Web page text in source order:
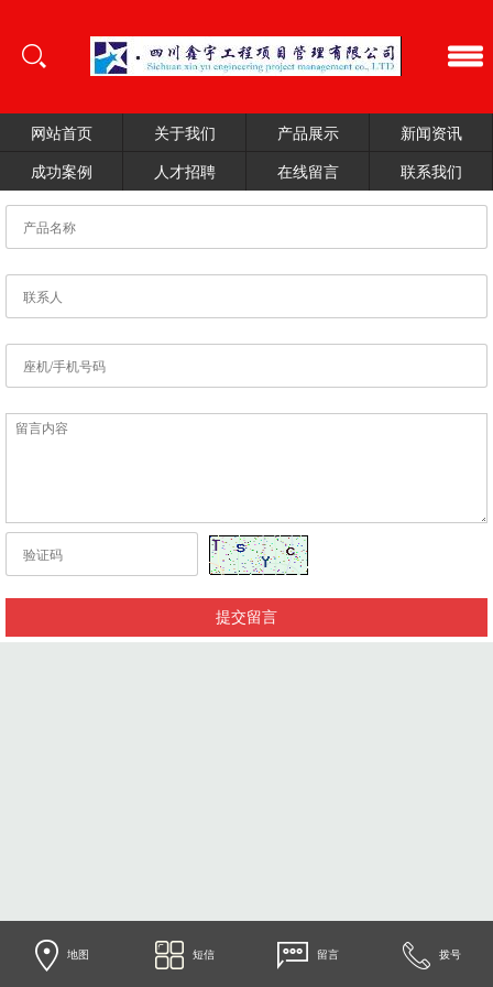
网站首页 关于我们 产品展示
新闻资讯
成功案例
人才招聘 在线留言 联系我们
地图 短信 留言 拨号